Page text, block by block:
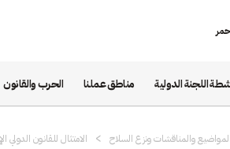
اللجنة الدولية مناطق عملنا الحرب والقانون
المواضيع والمناقشات ونزع السلاح الامتثال للقانون الدولي